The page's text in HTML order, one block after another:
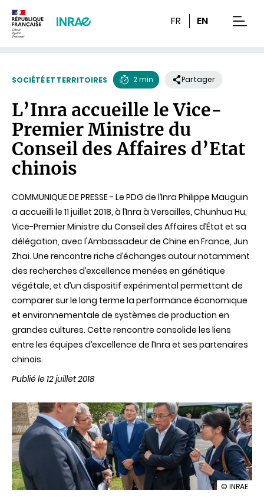
FR EN
SOCIÉTÉ ET TERRITOIRES
de
lecture
2 min Partager
L’Inra accueille le Vice-
Premier Ministre du
Conseil des Affaires d’Etat
chinois
COMMUNIQUE DE PRESSE - Le PDG de l’Inra Philippe Mauguin
a accueilli le 11 juillet 2018, à l’Inra à Versailles, Chunhua Hu,
Vice-Premier Ministre du Conseil des Affaires d’État et sa
délégation, avec l'Ambassadeur de Chine en France, Jun
Zhai. Une rencontre riche d’échanges autour notamment
des recherches d’excellence menées en génétique
végétale, et d’un dispositif expérimental permettant de
comparer sur le long terme la performance économique
et environnementale de systèmes de production en
grandes cultures. Cette rencontre consolide les liens
entre les équipes d’excellence de l’Inra et ses partenaires
chinois.
Publié le 12 juillet 2018
illustration
© INRAE